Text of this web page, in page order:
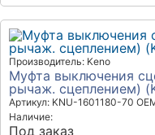
Производитель: Keno
Муфта выключения
рычаж. сцеплением)
Артикул: KNU-1601180-70
Наличие:
Под заказ